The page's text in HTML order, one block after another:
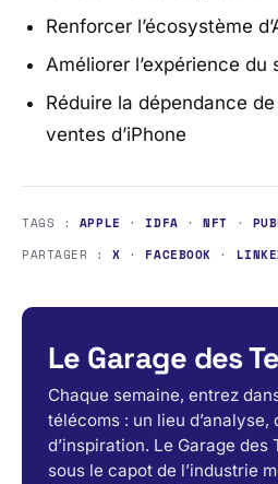
Renforcer l’écosystème
Améliorer l’expérience
Réduire la dépendance
ventes d’iPhone
TAGS : APPLE ·IDFA ·NFT ·
PARTAGER :X · FACEBOOK ·
Le Garage des
Chaque semaine, entrez
télécoms : un lieu d’analyse,
d’inspiration. Le Garage des
sous le capot de l’industrie